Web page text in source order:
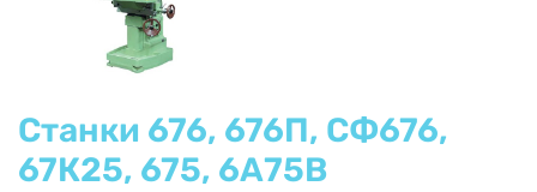
Станки 676, 676П, СФ676,
67К25, 675, 6А75В